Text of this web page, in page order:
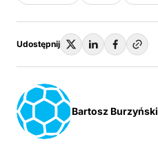
Udostępnij
Bartosz Burzyński